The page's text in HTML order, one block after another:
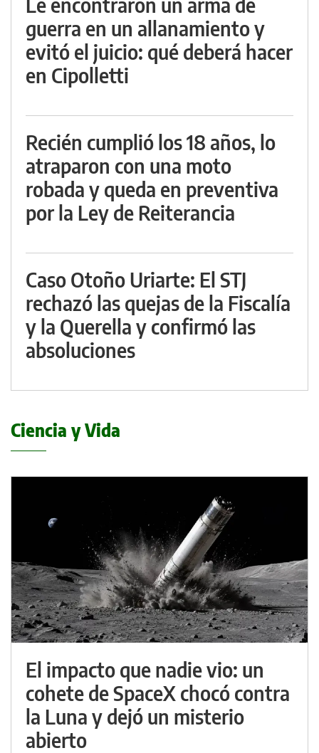
guerra en un allanamiento y
evitó el juicio: qué deberá hacer
en Cipolletti
Recién cumplió los 18 años, lo
atraparon con una moto
robada y queda en preventiva
por la Ley de Reiterancia
Caso Otoño Uriarte: El STJ
rechazó las quejas de la Fiscalía
y la Querella y confirmó las
absoluciones
Ciencia y Vida
El impacto que nadie vio: un
cohete de SpaceX chocó contra
la Luna y dejó un misterio
abierto